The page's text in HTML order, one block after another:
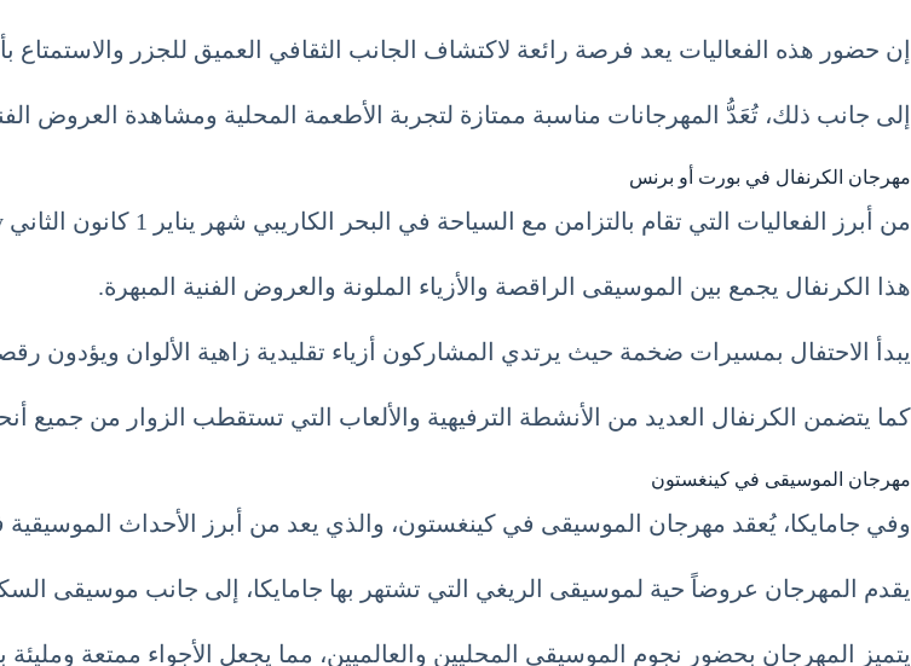
إن حضور هذه الفعاليات يعد فرصة رائعة لاكتشاف الجانب الثقافي العميق للجزر والاستمتاع
إلى جانب ذلك، تُعَدُّ المهرجانات مناسبة ممتازة لتجربة الأطعمة المحلية ومشاهدة العروض
مهرجان الكرنفال في بورت أو برنس
من أبرز الفعاليات التي تقام بالتزامن مع السياحة في البحر الكاريبي شهر يناير 1 كانون الثاني January هو مهرجان الكرنفال في بورت أو برنس في هايتي.
هذا الكرنفال يجمع بين الموسيقى الراقصة والأزياء الملونة والعروض الفنية المبهرة.
يبدأ الاحتفال بمسيرات ضخمة حيث يرتدي المشاركون أزياء تقليدية زاهية الألوان ويؤدون
كما يتضمن الكرنفال العديد من الأنشطة الترفيهية والألعاب التي تستقطب الزوار من جميع
مهرجان الموسيقى في كينغستون
وفي جامايكا، يُعقد مهرجان الموسيقى في كينغستون، والذي يعد من أبرز الأحداث الموسيقية
يقدم المهرجان عروضاً حية لموسيقى الريغي التي تشتهر بها جامايكا، إلى جانب موسيقى
يتميز المهرجان بحضور نجوم الموسيقى المحليين والعالميين، مما يجعل الأجواء ممتعة ومليئة